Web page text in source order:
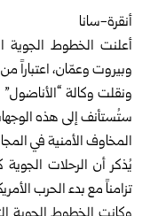
أنقرة-سانا
أعلنت الخطوط الجوية
وبيروت وعمّان، اعتباراً
ونقلت وكالة
ستُستأنف إلى هذه
المخاوف الأمنية في
تزامناً مع بدء الحرب